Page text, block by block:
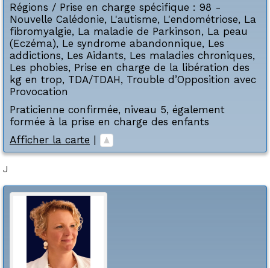
Régions / Prise en charge spécifique : 98 -
Nouvelle Calédonie, L'autisme, L'endométriose, La
fibromyalgie, La maladie de Parkinson, La peau
(Eczéma), Le syndrome abandonnique, Les
addictions, Les Aidants, Les maladies chroniques,
Les phobies, Prise en charge de la libération des
kg en trop, TDA/TDAH, Trouble d’Opposition avec
Provocation
Praticienne confirmée, niveau 5, également
formée à la prise en charge des enfants
Afficher la carte |
J